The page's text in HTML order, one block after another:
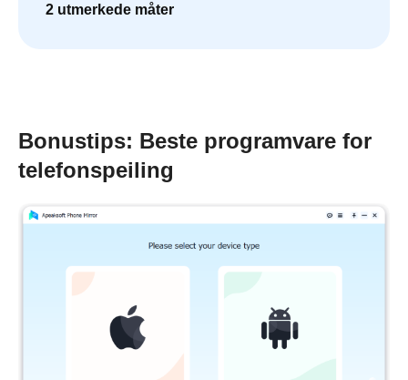
2 utmerkede måter
Bonustips: Beste programvare for
telefonspeiling